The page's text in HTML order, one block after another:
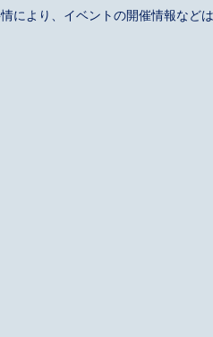
により、イベントの開催情報など